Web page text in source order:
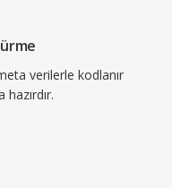
verilerle kodlanır